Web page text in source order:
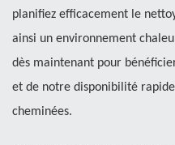
planifiez efficacement le
ainsi un environnement
dès maintenant pour
et de notre disponibilité
cheminées.